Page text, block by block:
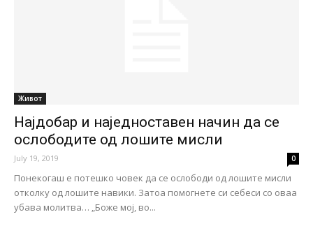
Живот
Најдобар и наједноставен начин да се
ослободите од лошите мисли
July 19, 2019 0
Понекогаш е потешко човек да се ослободи од лошите мисли
отколку од лошите навики. Затоа помогнете си себеси со оваа
убава молитва… „Боже мој, во...